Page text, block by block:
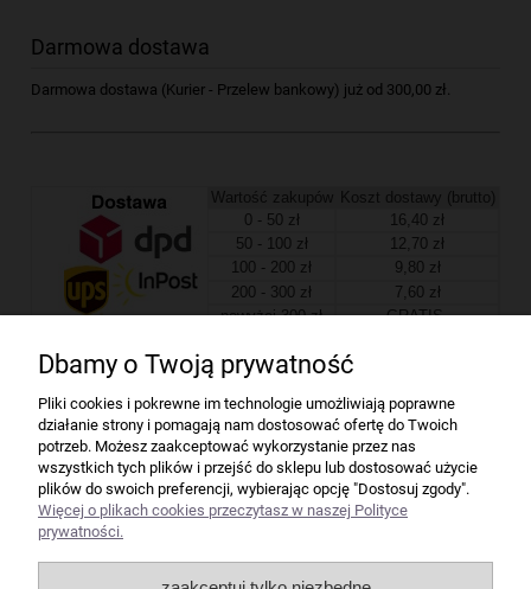
Darmowa dostawa
Darmowa dostawa (Kurier - Przelew bankowy) już od 300,00 zł.
Wartość zakupów
Koszt dostawy (brutto)
0 - 50 zł
16,40 zł
50 - 100 zł
12,70 zł
100 - 200 zł
9,80 zł
200 - 300 zł
7,60 zł
powyżej 300 zł
GRATIS
Firma
Bindownice wg producentów
Niszczarki wg producentów
Dbamy o Twoją prywatność
Pliki cookies i pokrewne im technologie umożliwiają poprawne
działanie strony i pomagają nam dostosować ofertę do Twoich
potrzeb. Możesz zaakceptować wykorzystanie przez nas
wszystkich tych plików i przejść do sklepu lub dostosować użycie
plików do swoich preferencji, wybierając opcję "Dostosuj zgody".
Więcej o plikach cookies przeczytasz w naszej Polityce
prywatności.